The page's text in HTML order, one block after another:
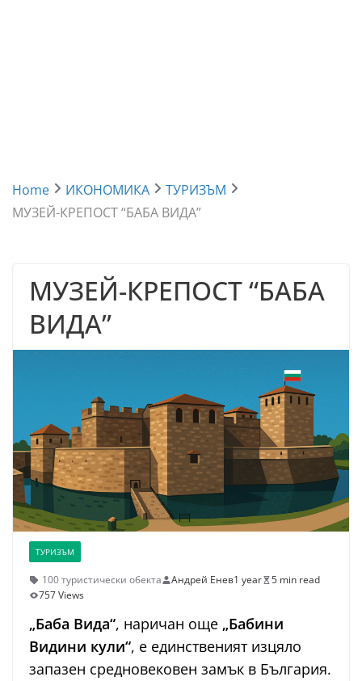
Home ИКОНОМИКА
ТУРИЗЪМ
МУЗЕЙ-КРЕПОСТ “БАБА ВИДА”
МУЗЕЙ-КРЕПОСТ “БАБА
ВИДА”
ТУРИЗЪМ
100 туристически обекта Андрей Енев1 year
5 min read
757 Views
„Баба Вида“, наричан още „Бабини
Видини кули“, е единственият изцяло
запазен средновековен замък в България.